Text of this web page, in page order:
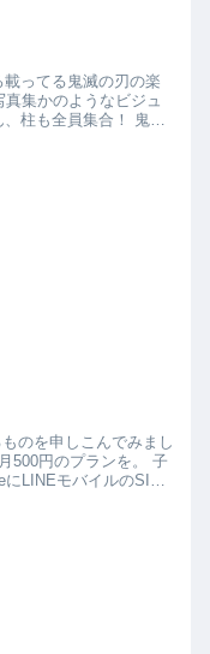
ってる鬼滅の刃の楽
も全員集合！ 鬼滅
のを申しこんでみまし
LINEモバイルのSIM